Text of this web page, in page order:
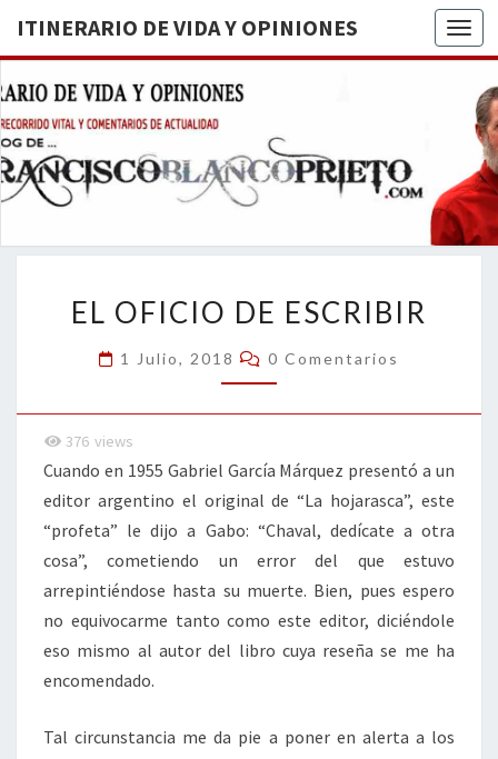
ITINERARIO DE VIDA Y OPINIONES
DE
BREVE
RECORRIDO
VITAL Y
ACTUALIDAD
OFICIO
DE
ESCRIBIR
EL OFICIO DE ESCRIBIR
1 Julio, 2018 Comentarios
0 Comentarios
376 views
Cuando en 1955 Gabriel García Márquez presentó a un
editor argentino el original de “La hojarasca”, este
“profeta” le dijo a Gabo: “Chaval, dedícate a otra
cosa”, cometiendo un error del que estuvo
arrepintiéndose hasta su muerte. Bien, pues espero
no equivocarme tanto como este editor, diciéndole
eso mismo al autor del libro cuya reseña se me ha
encomendado.
Tal circunstancia me da pie a poner en alerta a los